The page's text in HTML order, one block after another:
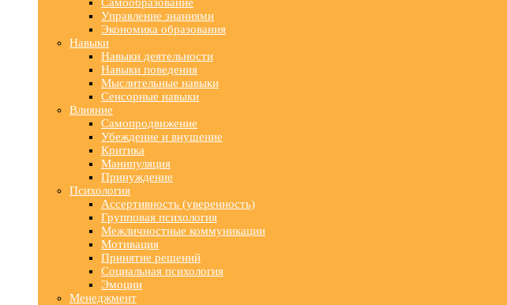
Управление знаниями
Экономика образования
Навыки
Навыки деятельности
Навыки поведения
Мыслительные навыки
Сенсорные навыки
Влияние
Самопродвижение
Убеждение и внушение
Критика
Манипуляция
Принуждение
Психология
Ассертивность (уверенность)
Групповая психология
Межличностные коммуникации
Мотивация
Принятие решений
Социальная психология
Эмоции
Менеджмент